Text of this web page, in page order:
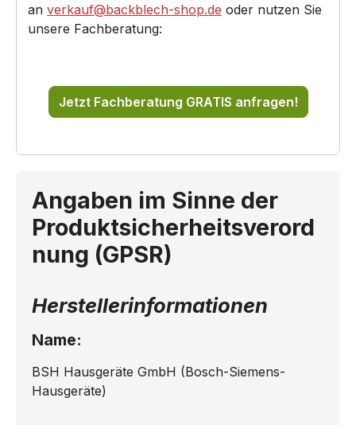
an verkauf@backblech-shop.de oder nutzen Sie
unsere Fachberatung:
Jetzt Fachberatung GRATIS anfragen!
Angaben im Sinne der
Produktsicherheitsverord
nung (GPSR)
Herstellerinformationen
Name:
BSH Hausgeräte GmbH (Bosch-Siemens-
Hausgeräte)